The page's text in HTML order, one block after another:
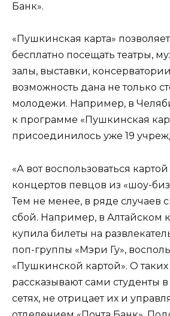
Банк».
«Пушкинская карта»
бесплатно посещать театры,
залы, выставки,
возможность дана не только
молодежи. Например, в
к программе «Пушкинская
присоединилось уже 19
«А вот воспользоваться
концертов певцов из «шоу-
Тем не менее, в ряде случаев
сбой. Например, в Алтайском
купила билеты на
поп-группы «Мэри Гу»,
«Пушкинской картой». О таких
рассказывают сами студенты
сетях, не отрицает их и